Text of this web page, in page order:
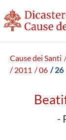
Cause dei Santi
/ 2011 / 06 / 26
-